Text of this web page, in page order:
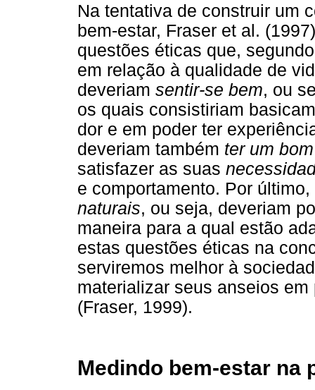
Na tentativa de construir um
bem-estar, Fraser et al.
questões éticas que,
em relação à qualidade de
deveriam sentir-se bem, ou
os quais consistiriam
dor e em poder ter
deveriam também ter um
satisfazer as suas
e comportamento. Por
naturais, ou seja, deveriam
maneira para a qual estão
estas questões éticas na
serviremos melhor à
materializar seus anseios
(Fraser, 1999).
Medindo bem-estar na